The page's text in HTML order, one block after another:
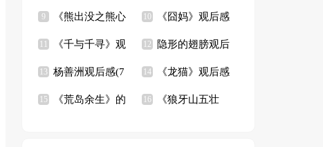
事》观后感15篇 后感
9 《熊出没之熊心
归来》观后感
10 《囧妈》观后感
(14篇)
《千与千寻》观
后感通用15篇
12 隐形的翅膀观后
感(集锦15篇)
13 杨善洲观后感(7
篇)
14 《龙猫》观后感
(汇编15篇)
15 《荒岛余生》的 16 《狼牙山五壮